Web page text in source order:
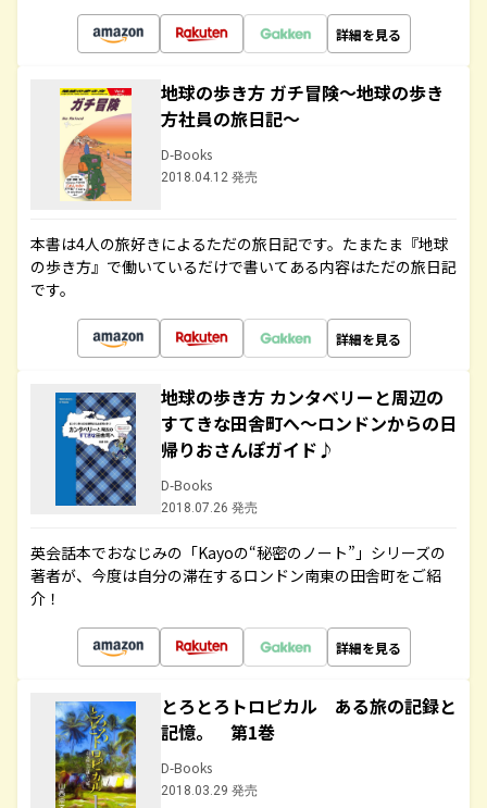
詳細を見る
地球の歩き方 ガチ冒険～地球の歩き
方社員の旅日記～
D-Books
2018.04.12 発売
本書は4人の旅好きによるただの旅日記です。たまたま『地球
の歩き方』で働いているだけで書いてある内容はただの旅日記
です。
詳細を見る
地球の歩き方 カンタベリーと周辺の
すてきな田舎町へ～ロンドンからの日
帰りおさんぽガイド♪
D-Books
2018.07.26 発売
英会話本でおなじみの「Kayoの“秘密のノート”」シリーズの
著者が、今度は自分の滞在するロンドン南東の田舎町をご紹
介！
詳細を見る
とろとろトロピカル ある旅の記録と
記憶。 第1巻
D-Books
2018.03.29 発売